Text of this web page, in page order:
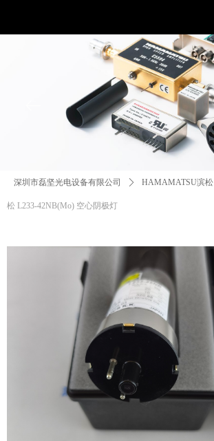
深圳市磊坚光电设备有限公司 ꄲ HAMAMATSU滨松
松 L233-42NB(Mo) 空心阴极灯